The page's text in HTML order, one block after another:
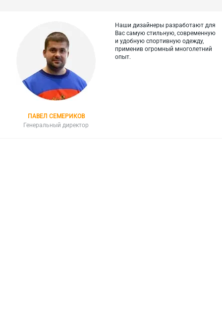
ПАВЕЛ СЕМЕРИКОВ
Генеральный директор
Наши дизайнеры разработают для
Вас самую стильную, современную
и удобную спортивную одежду,
применив огромный многолетний
опыт.